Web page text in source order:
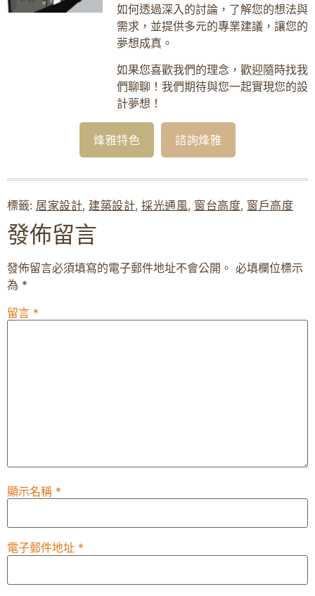
如何透過深入的討論，了解您的想法與
需求，並提供多元的專業建議，讓您的
夢想成真。
如果您喜歡我們的理念，歡迎隨時找我
們聊聊！我們期待與您一起實現您的設
計夢想！
烽雅特色 諮詢烽雅
標籤: 居家設計, 建築設計, 採光通風, 窗台高度, 窗戶高度
發佈留言
發佈留言必須填寫的電子郵件地址不會公開。 必填欄位標示
為 *
留言 *
顯示名稱 *
電子郵件地址 *